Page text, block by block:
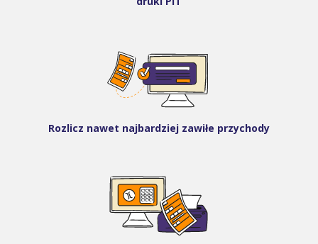
Rozlicz nawet najbardziej zawiłe przychody